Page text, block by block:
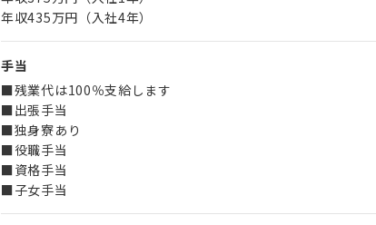
年収435万円（入社4年）
手当
■残業代は100％支給します
■出張手当
■独身寮あり
■役職手当
■資格手当
■子女手当